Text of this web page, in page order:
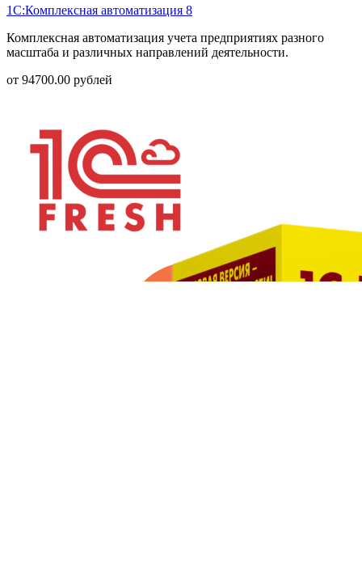
1С:Комплексная автоматизация 8
Комплексная автоматизация учета предприятиях разного
масштаба и различных направлений деятельности.
от 94700.00 рублей